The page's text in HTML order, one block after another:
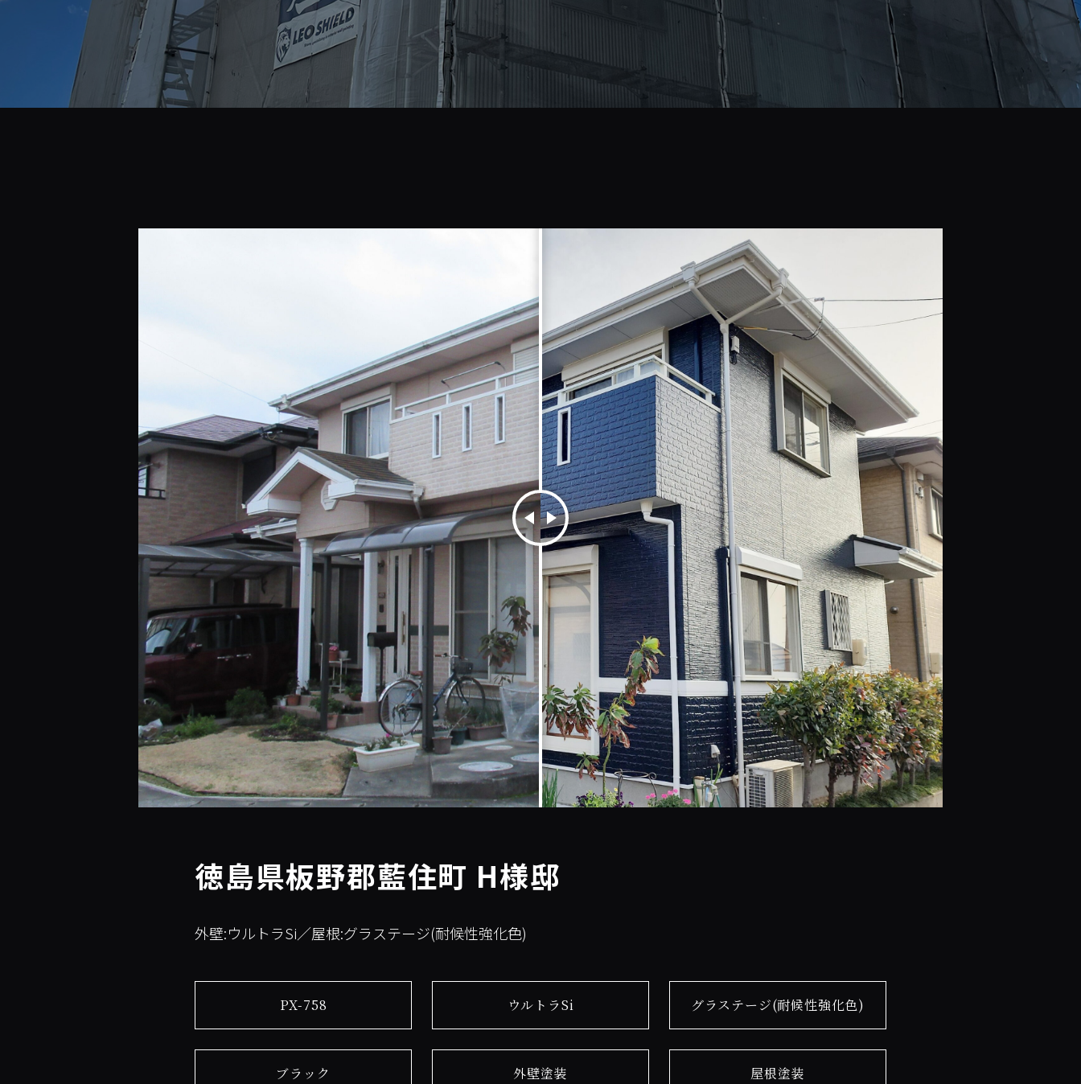
徳島県板野郡藍住町 H様邸
外壁:ウルトラSi／屋根:グラステージ(耐候性強化色)
PX-758 ウルトラSi グラステージ(耐候性強化色)
ブラック 外壁塗装 屋根塗装